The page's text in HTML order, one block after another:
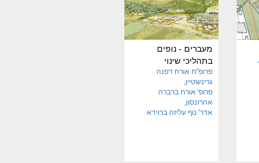
מעברים - נופים
בתהליכי שינוי
פרופ"ח אורח דפנה
גרינשטיין
פרופ' אורח ברברה
אהרונסון
אדר' נוף עליזה ברוידא